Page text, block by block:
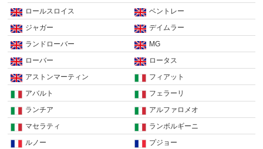
ロールスロイス
ベントレー
ジャガー
デイムラー
ランドローバー
MG
ローバー
ロータス
アストンマーティン
フィアット
アバルト
フェラーリ
ランチア
アルファロメオ
マセラティ
ランボルギーニ
ルノー
プジョー